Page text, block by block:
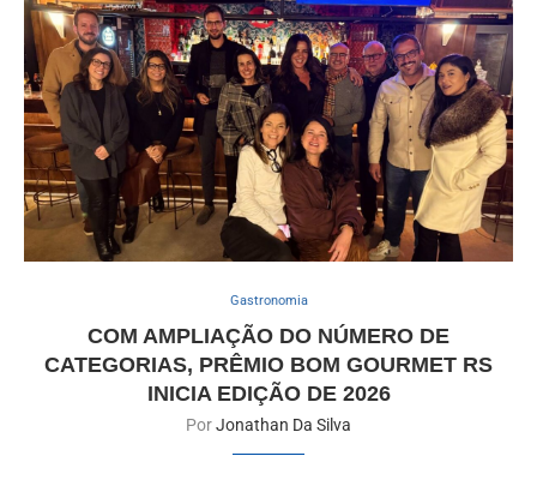
Gastronomia
COM AMPLIAÇÃO DO NÚMERO DE
CATEGORIAS, PRÊMIO BOM GOURMET RS
INICIA EDIÇÃO DE 2026
PorJonathan Da Silva